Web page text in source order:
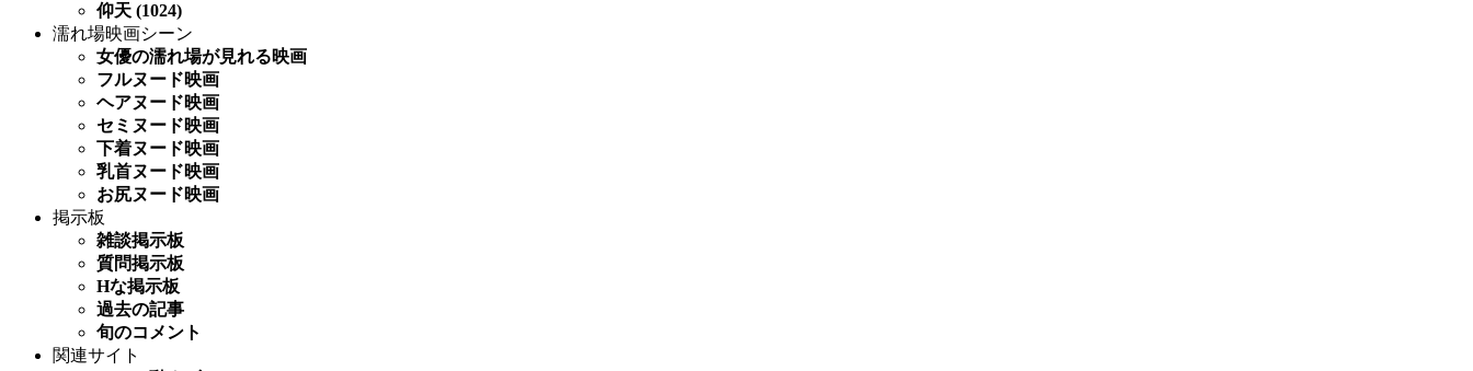
仰天 (1024)
濡れ場映画シーン
女優の濡れ場が見れる映画
フルヌード映画
ヘアヌード映画
セミヌード映画
下着ヌード映画
乳首ヌード映画
お尻ヌード映画
掲示板
雑談掲示板
質問掲示板
Hな掲示板
過去の記事
旬のコメント
関連サイト